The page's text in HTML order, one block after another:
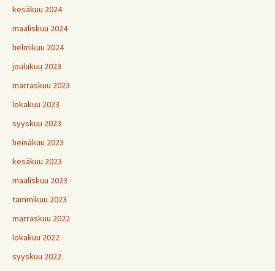
kesäkuu 2024
maaliskuu 2024
helmikuu 2024
joulukuu 2023
marraskuu 2023
lokakuu 2023
syyskuu 2023
heinäkuu 2023
kesäkuu 2023
maaliskuu 2023
tammikuu 2023
marraskuu 2022
lokakuu 2022
syyskuu 2022